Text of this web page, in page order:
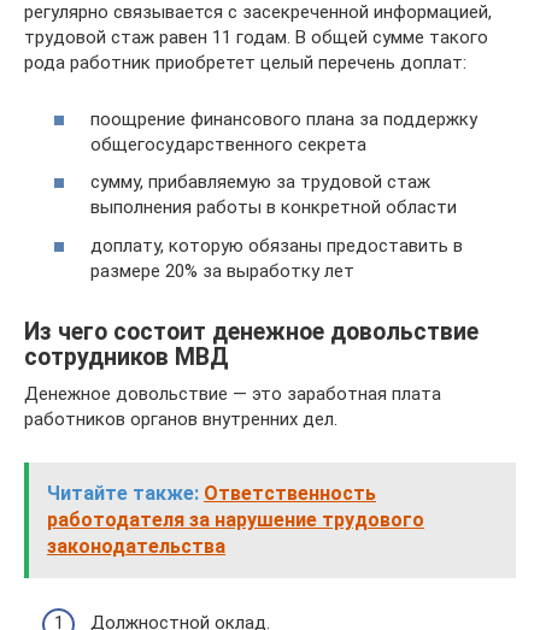
регулярно связывается с засекреченной информацией,
трудовой стаж равен 11 годам. В общей сумме такого
рода работник приобретет целый перечень доплат:
поощрение финансового плана за поддержку
общегосударственного секрета
сумму, прибавляемую за трудовой стаж
выполнения работы в конкретной области
доплату, которую обязаны предоставить в
размере 20% за выработку лет
Из чего состоит денежное довольствие
сотрудников МВД
Денежное довольствие — это заработная плата
работников органов внутренних дел.
Читайте также: Ответственность
работодателя за нарушение трудового
законодательства
Должностной оклад.